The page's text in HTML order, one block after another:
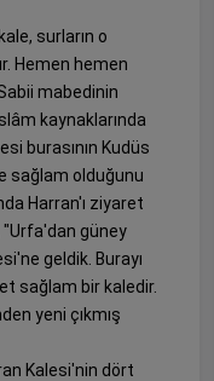
surların o
Hemen hemen
mabedinin
kaynaklarında
burasının Kudüs
sağlam olduğunu
Harran'ı ziyaret
"Urfa'dan güney
geldik. Burayı
sağlam bir kaledir.
yeni çıkmış
Kalesi'nin dört